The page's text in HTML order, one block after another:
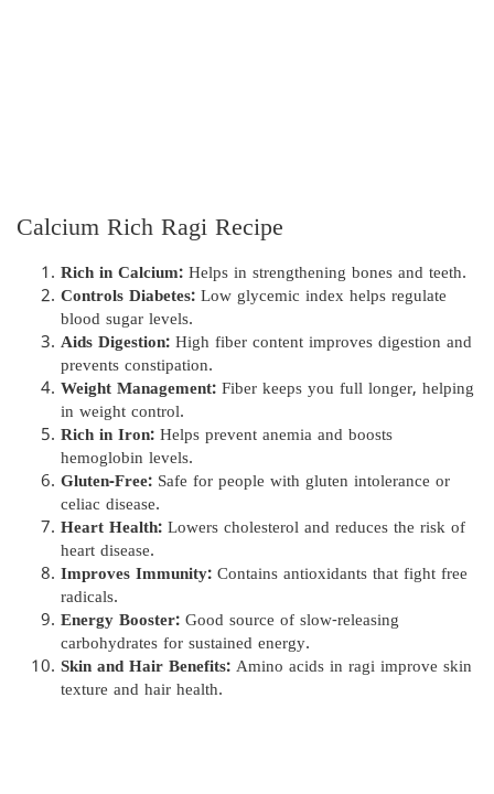
Calcium Rich Ragi Recipe
Rich in Calcium: Helps in strengthening bones and teeth.
Controls Diabetes: Low glycemic index helps regulate
blood sugar levels.
Aids Digestion: High fiber content improves digestion and
prevents constipation.
Weight Management: Fiber keeps you full longer, helping
in weight control.
Rich in Iron: Helps prevent anemia and boosts
hemoglobin levels.
Gluten-Free: Safe for people with gluten intolerance or
celiac disease.
Heart Health: Lowers cholesterol and reduces the risk of
heart disease.
Improves Immunity: Contains antioxidants that fight free
radicals.
Energy Booster: Good source of slow-releasing
carbohydrates for sustained energy.
Skin and Hair Benefits: Amino acids in ragi improve skin
texture and hair health.